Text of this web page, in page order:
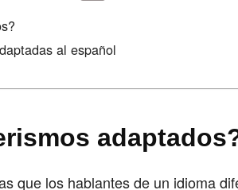
al español
que los hablantes de un idioma